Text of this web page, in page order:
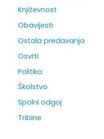
Književnost
Obavijesti
Ostala predavanja
Osvrti
Politika
Školstvo
Spolni odgoj
Tribine